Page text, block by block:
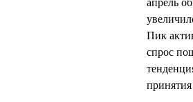
апрель
Пик
спрос
принятия